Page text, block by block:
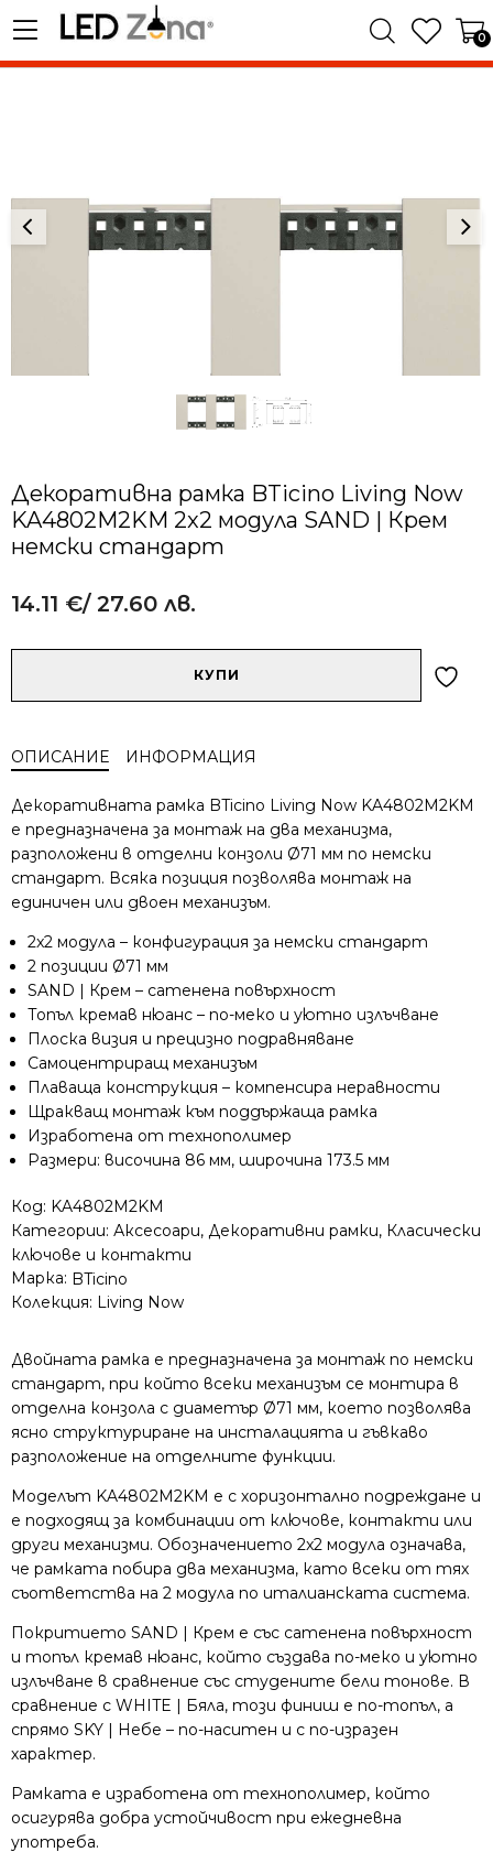
0
Декоративна рамка BTicino Living Now
KA4802M2KM 2x2 модула SAND | Крем
немски стандарт
14.11 €/ 27.60 лв.
BTicino
Now
KA4802M2KM
2x2
модула
SAND
Крем
немски
стандарт
КУПИ
ОПИСАНИЕ ИНФОРМАЦИЯ
Декоративната рамка BTicino Living Now KA4802M2KM
е предназначена за монтаж на два механизма,
разположени в отделни конзоли Ø71 мм по немски
стандарт. Всяка позиция позволява монтаж на
единичен или двоен механизъм.
2x2 модула – конфигурация за немски стандарт
2 позиции Ø71 мм
SAND | Крем – сатенена повърхност
Топъл кремав нюанс – по-меко и уютно излъчване
Плоска визия и прецизно подравняване
Самоцентриращ механизъм
Плаваща конструкция – компенсира неравности
Щракващ монтаж към поддържаща рамка
Изработена от технополимер
Размери: височина 86 мм, широчина 173.5 мм
Код: KA4802M2KM
Категории: Аксесоари, Декоративни рамки, Класически
ключове и контакти
Марка: BTicino
Колекция: Living Now
Двойната рамка е предназначена за монтаж по немски
стандарт, при който всеки механизъм се монтира в
отделна конзола с диаметър Ø71 мм, което позволява
ясно структуриране на инсталацията и гъвкаво
разположение на отделните функции.
Моделът KA4802M2KM е с хоризонтално подреждане и
е подходящ за комбинации от ключове, контакти или
други механизми. Обозначението 2x2 модула означава,
че рамката побира два механизма, като всеки от тях
съответства на 2 модула по италианската система.
Покритието SAND | Крем е със сатенена повърхност
и топъл кремав нюанс, който създава по-меко и уютно
излъчване в сравнение със студените бели тонове. В
сравнение с WHITE | Бяла, този финиш е по-топъл, а
спрямо SKY | Небе – по-наситен и с по-изразен
характер.
Рамката е изработена от технополимер, който
осигурява добра устойчивост при ежедневна
употреба.